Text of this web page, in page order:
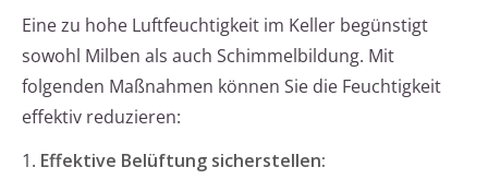
Eine zu hohe Luftfeuchtigkeit im Keller begünstigt
sowohl Milben als auch Schimmelbildung. Mit
folgenden Maßnahmen können Sie die Feuchtigkeit
effektiv reduzieren:
1. Effektive Belüftung sicherstellen: